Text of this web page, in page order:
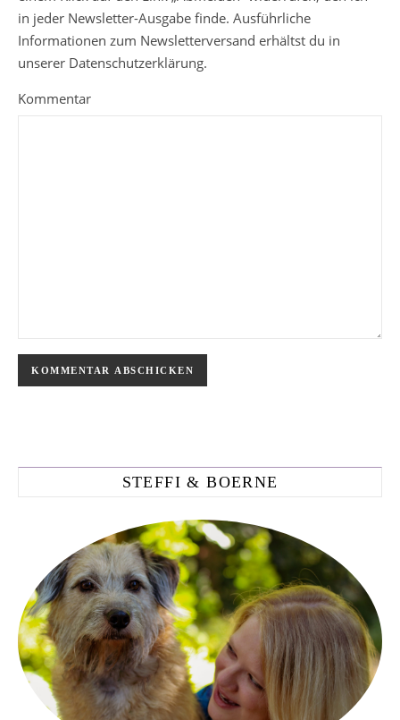
in jeder Newsletter-Ausgabe finde. Ausführliche
Informationen zum Newsletterversand erhältst du in
unserer Datenschutzerklärung.
Kommentar
STEFFI & BOERNE